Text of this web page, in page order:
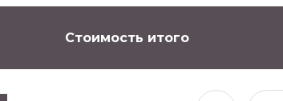
Стоимость итого